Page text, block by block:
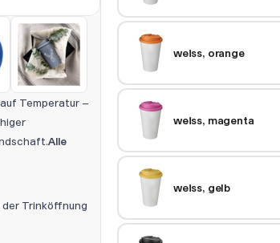
weiss, orange
weiss, magenta
weiss, gelb
Temperatur –
Alle
Trinköffnung